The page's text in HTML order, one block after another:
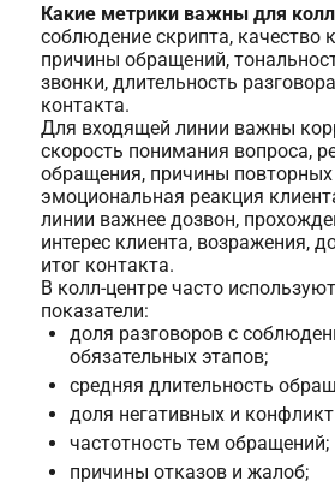
Какие метрики важны для
соблюдение скрипта, качество
причины обращений,
звонки, длительность
контакта.
Для входящей линии важны
скорость понимания вопроса,
обращения, причины повторных
эмоциональная реакция
линии важнее дозвон,
интерес клиента, возражения,
итог контакта.
В колл-центре часто
показатели:
доля разговоров с
обязательных этапов;
средняя длительность
доля негативных и
частотность тем обращений;
причины отказов и жалоб;